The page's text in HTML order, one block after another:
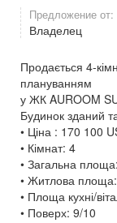
Предложение от:
Владелец
Продається 4-
плануванням
у ЖК AUROOM
Будинок зданий
• Ціна : 170 100
• Кімнат: 4
• Загальна
• Житлова
• Площа кухні/
• Поверх: 9/10